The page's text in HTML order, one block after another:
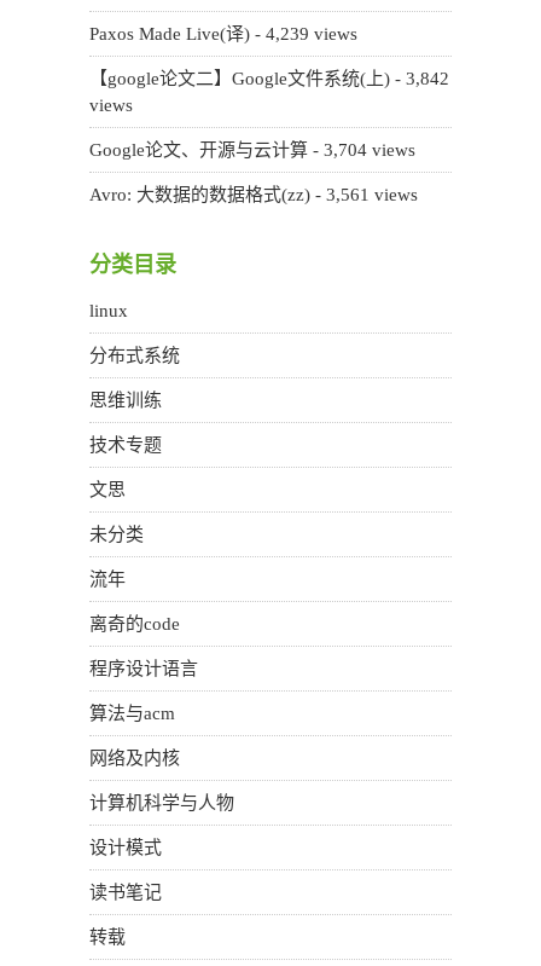
Paxos Made Live(译) - 4,239 views
【google论文二】Google文件系统(上) - 3,842
views
Google论文、开源与云计算 - 3,704 views
Avro: 大数据的数据格式(zz) - 3,561 views
分类目录
linux
分布式系统
思维训练
技术专题
文思
未分类
流年
离奇的code
程序设计语言
算法与acm
网络及内核
计算机科学与人物
设计模式
读书笔记
转载